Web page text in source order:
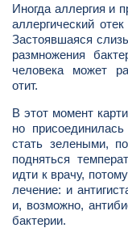
Иногда аллергия и
аллергический
Застоявшаяся
размножения
человека может
отит.
В этот момент
но
стать зелеными,
подняться
идти к врачу,
лечение: и
и, возможно,
бактерии.